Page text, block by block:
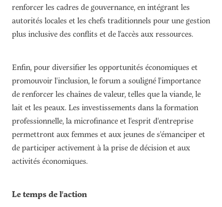
renforcer les cadres de gouvernance, en intégrant les
autorités locales et les chefs traditionnels pour une gestion
plus inclusive des conflits et de l'accès aux ressources.
Enfin, pour diversifier les opportunités économiques et
promouvoir l'inclusion, le forum a souligné l'importance
de renforcer les chaînes de valeur, telles que la viande, le
lait et les peaux. Les investissements dans la formation
professionnelle, la microfinance et l'esprit d'entreprise
permettront aux femmes et aux jeunes de s'émanciper et
de participer activement à la prise de décision et aux
activités économiques.
Le temps de l'action